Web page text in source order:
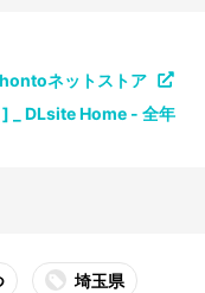
ネットストア
_ DLsite Home - 全年
埼玉県